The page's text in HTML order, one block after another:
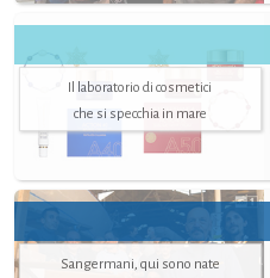
Il laboratorio di cosmetici
che si specchia in mare
Sangermani, qui sono nate